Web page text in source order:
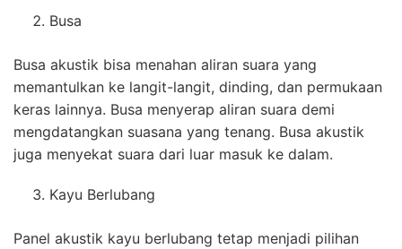
Busa
Busa akustik bisa menahan aliran suara yang
memantulkan ke langit-langit, dinding, dan permukaan
keras lainnya. Busa menyerap aliran suara demi
mengdatangkan suasana yang tenang. Busa akustik
juga menyekat suara dari luar masuk ke dalam.
Kayu Berlubang
Panel akustik kayu berlubang tetap menjadi pilihan